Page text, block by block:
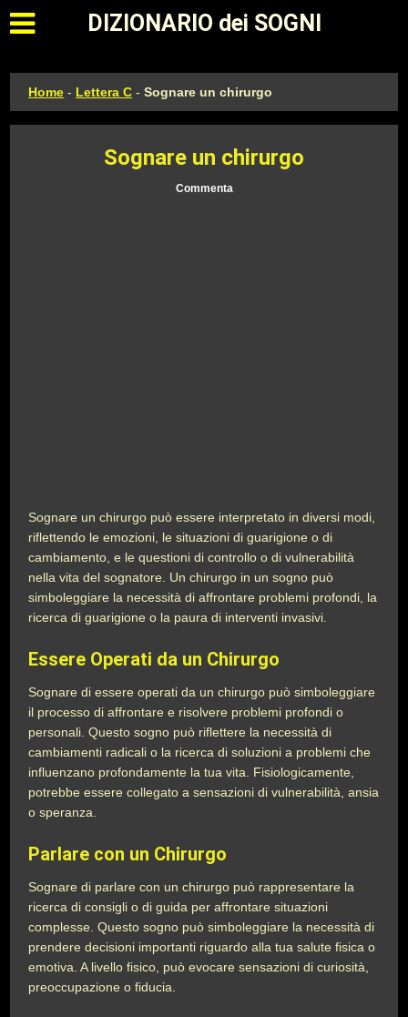
Apri il menu principale
DIZIONARIO dei SOGNI
Home - Lettera C -Sognare un chirurgo
Sognare un chirurgo
Commenta
Sognare un chirurgo può essere interpretato in diversi modi,
riflettendo le emozioni, le situazioni di guarigione o di
cambiamento, e le questioni di controllo o di vulnerabilità
nella vita del sognatore. Un chirurgo in un sogno può
simboleggiare la necessità di affrontare problemi profondi, la
ricerca di guarigione o la paura di interventi invasivi.
Essere Operati da un Chirurgo
Sognare di essere operati da un chirurgo può simboleggiare
il processo di affrontare e risolvere problemi profondi o
personali. Questo sogno può riflettere la necessità di
cambiamenti radicali o la ricerca di soluzioni a problemi che
influenzano profondamente la tua vita. Fisiologicamente,
potrebbe essere collegato a sensazioni di vulnerabilità, ansia
o speranza.
Parlare con un Chirurgo
Sognare di parlare con un chirurgo può rappresentare la
ricerca di consigli o di guida per affrontare situazioni
complesse. Questo sogno può simboleggiare la necessità di
prendere decisioni importanti riguardo alla tua salute fisica o
emotiva. A livello fisico, può evocare sensazioni di curiosità,
preoccupazione o fiducia.